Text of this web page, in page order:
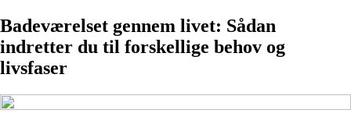
Badeværelset gennem livet: Sådan
indretter du til forskellige behov og
livsfaser